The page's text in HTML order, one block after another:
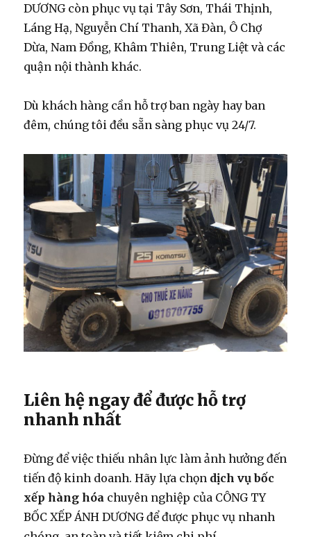
DƯƠNG còn phục vụ tại Tây Sơn, Thái Thịnh,
Láng Hạ, Nguyễn Chí Thanh, Xã Đàn, Ô Chợ
Dừa, Nam Đồng, Khâm Thiên, Trung Liệt và các
quận nội thành khác.
Dù khách hàng cần hỗ trợ ban ngày hay ban
đêm, chúng tôi đều sẵn sàng phục vụ 24/7.
Liên hệ ngay để được hỗ trợ
nhanh nhất
Đừng để việc thiếu nhân lực làm ảnh hưởng đến
tiến độ kinh doanh. Hãy lựa chọn dịch vụ bốc
xếp hàng hóa chuyên nghiệp của CÔNG TY
BỐC XẾP ÁNH DƯƠNG để được phục vụ nhanh